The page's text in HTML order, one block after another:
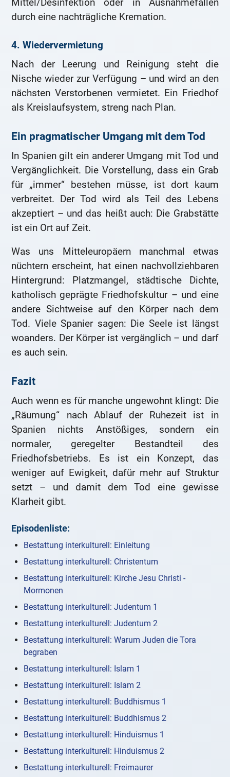
durch eine nachträgliche Kremation.
4. Wiedervermietung
Nach der Leerung und Reinigung steht die
Nische wieder zur Verfügung – und wird an den
nächsten Verstorbenen vermietet. Ein Friedhof
als Kreislaufsystem, streng nach Plan.
Ein pragmatischer Umgang mit dem Tod
In Spanien gilt ein anderer Umgang mit Tod und
Vergänglichkeit. Die Vorstellung, dass ein Grab
für „immer“ bestehen müsse, ist dort kaum
verbreitet. Der Tod wird als Teil des Lebens
akzeptiert – und das heißt auch: Die Grabstätte
ist ein Ort auf Zeit.
Was uns Mitteleuropäern manchmal etwas
nüchtern erscheint, hat einen nachvollziehbaren
Hintergrund: Platzmangel, städtische Dichte,
katholisch geprägte Friedhofskultur – und eine
andere Sichtweise auf den Körper nach dem
Tod. Viele Spanier sagen: Die Seele ist längst
woanders. Der Körper ist vergänglich – und darf
es auch sein.
Fazit
Auch wenn es für manche ungewohnt klingt: Die
„Räumung“ nach Ablauf der Ruhezeit ist in
Spanien nichts Anstößiges, sondern ein
normaler, geregelter Bestandteil des
Friedhofsbetriebs. Es ist ein Konzept, das
weniger auf Ewigkeit, dafür mehr auf Struktur
setzt – und damit dem Tod eine gewisse
Klarheit gibt.
Episodenliste:
Bestattung interkulturell: Einleitung
Bestattung interkulturell: Christentum
Bestattung interkulturell: Kirche Jesu Christi -
Mormonen
Bestattung interkulturell: Judentum 1
Bestattung interkulturell: Judentum 2
Bestattung interkulturell: Warum Juden die Tora
begraben
Bestattung interkulturell: Islam 1
Bestattung interkulturell: Islam 2
Bestattung interkulturell: Buddhismus 1
Bestattung interkulturell: Buddhismus 2
Bestattung interkulturell: Hinduismus 1
Bestattung interkulturell: Hinduismus 2
Bestattung interkulturell: Freimaurer